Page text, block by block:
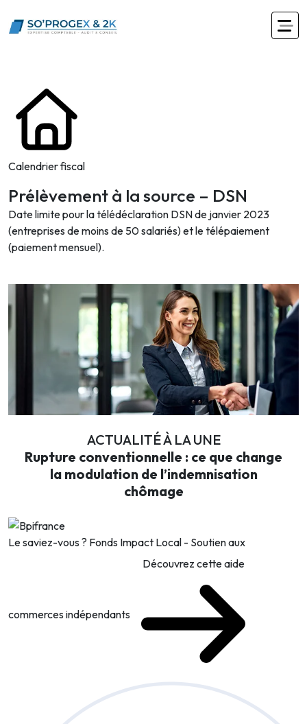
Calendrier fiscal
Prélèvement à la source – DSN
Date limite pour la télédéclaration DSN de janvier 2023
(entreprises de moins de 50 salariés) et le télépaiement
(paiement mensuel).
ACTUALITÉ À LA UNE
Rupture conventionnelle : ce que change
la modulation de l’indemnisation
chômage
Le saviez-vous ? Fonds Impact Local - Soutien aux
commerces indépendants
Découvrez cette aide